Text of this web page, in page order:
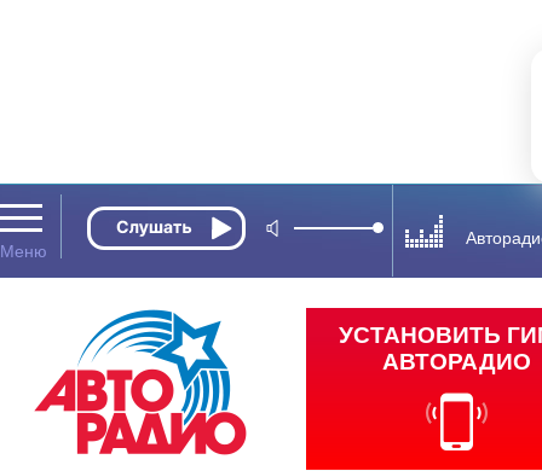
УСТАНОВИТЬ
АВТОРАДИО